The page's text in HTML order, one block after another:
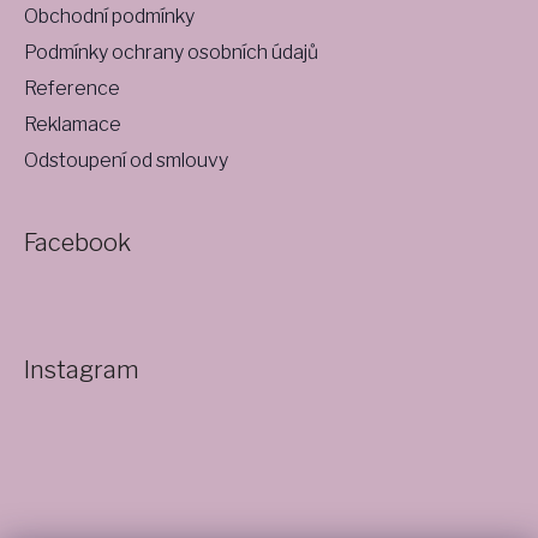
Obchodní podmínky
Podmínky ochrany osobních údajů
Reference
Reklamace
Odstoupení od smlouvy
Facebook
Instagram